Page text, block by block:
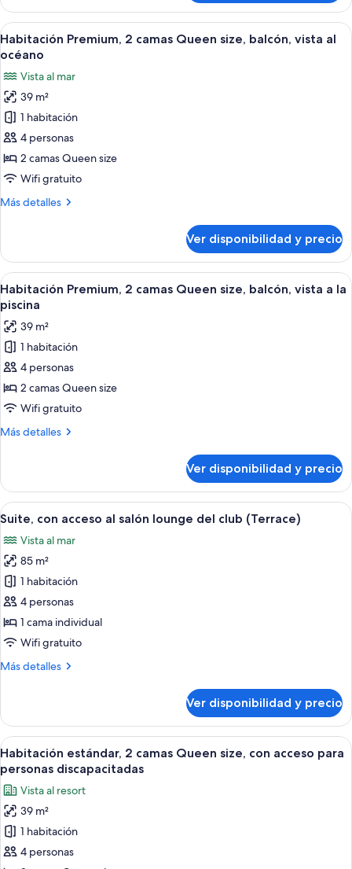
al
océano
Premium,
cama
King
balcón,
vista
al
océano
Ver
todas
fotos
de
Habitación
Premium,
2
camas
size,
al
océano
Una habitación de hotel con cama,
6
Habitación Premium, 2 camas Queen size, balcón, vista al
océano
Vista al mar
39 m²
1 habitación
4 personas
2 camas Queen size
Wifi gratuito
Más detalles
Más
Premium,
camas
Queen
size,
balcón,
vista
al
océano
Ver disponibilidad y precio
Ver
todas
las
fotos
de
Habitación
Premium,
2
camas
balcón,
vista
a
la
piscina
Una habitación de hotel con cama,
6
Habitación Premium, 2 camas Queen size, balcón, vista a la
piscina
39 m²
1 habitación
4 personas
2 camas Queen size
Wifi gratuito
Más detalles
Más
Premium,
camas
size,
balcón,
vista
la
piscina
Ver disponibilidad y precio
Ver
todas
las
fotos
de
Suite,
con
acceso
salón
club
(Terrace)
Un balcón con una silla de madera,
8
Suite, con acceso al salón lounge del club (Terrace)
Vista al mar
85 m²
1 habitación
4 personas
1 cama individual
Wifi gratuito
Más detalles
Más
con
acceso
al
salón
lounge
del
club
(Terrace)
Ver disponibilidad y precio
Ver
todas
las
fotos
de
Habitación
estándar,
Una habitación de hotel con cama,
6
Habitación estándar, 2 camas Queen size, con acceso para
personas discapacitadas
Vista al resort
39 m²
1 habitación
4 personas